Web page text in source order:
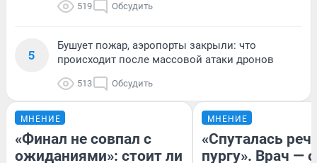
519 Обсудить
5
Бушует пожар, аэропорты закрыли: что
происходит после массовой атаки дронов
513 Обсудить
МНЕНИЕ
«Финал не совпал с
ожиданиями»: стоит ли
МНЕНИЕ
«Спуталась
пургу». Врач — о